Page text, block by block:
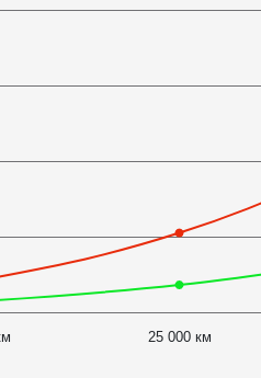
25 000 км